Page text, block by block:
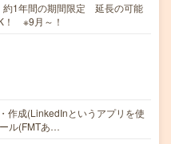
1年間の期間限定 延長の可能
！ ※9月～！
作成(LinkedInというアプリを使
ル(FMTあ…